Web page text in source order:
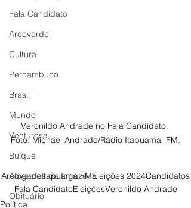
Fala Candidato
Arcoverde
Cultura
Pernambuco
Brasil
Mundo
Venturosa
Buíque
Afogados da Ingazeira
Obituário
Veronildo Andrade no Fala Candidato.
Foto: Michael Andrade/Rádio Itapuama  FM.
ArcoverdeItapuama FMEleições 2024Candidatos
Fala CandidatoEleiçõesVeronildo Andrade
Política